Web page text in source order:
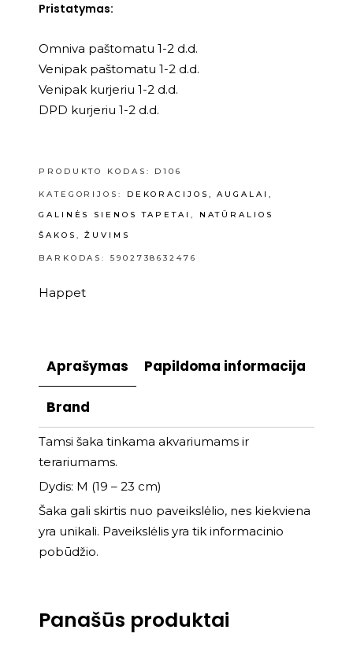
Pristatymas:
Omniva paštomatu 1-2 d.d.
Venipak paštomatu 1-2 d.d.
Venipak kurjeriu 1-2 d.d.
DPD kurjeriu 1-2 d.d.
PRODUKTO KODAS: D106
KATEGORIJOS: DEKORACIJOS, AUGALAI,
GALINĖS SIENOS TAPETAI ,
NATŪRALIOS
ŠAKOS ,ŽUVIMS
BARKODAS: 5902738632476
Happet
Aprašymas Papildoma informacija
Brand
Tamsi šaka tinkama akvariumams ir
terariumams.
Dydis: M (19 – 23 cm)
Šaka gali skirtis nuo paveikslėlio, nes kiekviena
yra unikali. Paveikslėlis yra tik informacinio
pobūdžio.
Panašūs produktai